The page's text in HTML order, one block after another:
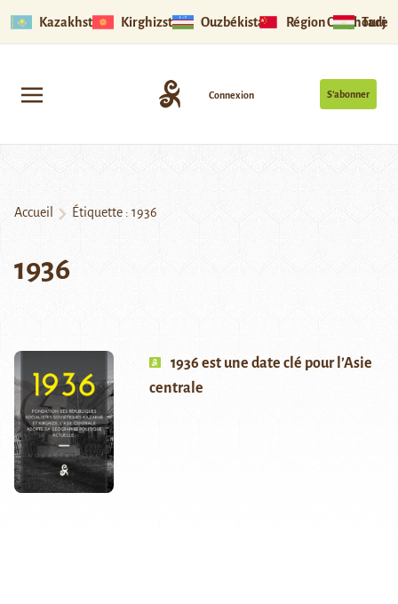
Kazakhstan Kirghizstan Ouzbékistan Région Ouïghoure
S’abonner
Connexion
Accueil Étiquette : 1936
1936
1936 est une date clé pour l’Asie
centrale